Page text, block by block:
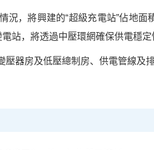
況，將興建的“超級充電站”佔地
站，將透過中壓環網確保供電穩定
器房及低壓總制房、供電管線及